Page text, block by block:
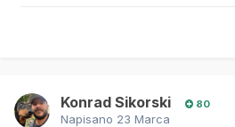
Konrad Sikorski 80
Napisano 23 Marca